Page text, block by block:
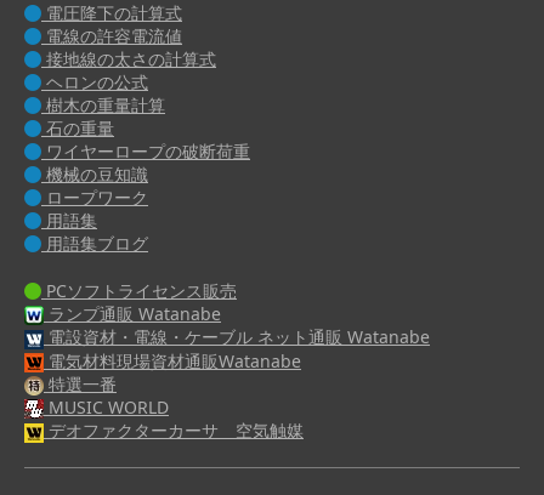
電圧降下の計算式
電線の許容電流値
接地線の太さの計算式
ヘロンの公式
樹木の重量計算
石の重量
ワイヤーロープの破断荷重
機械の豆知識
ロープワーク
用語集
用語集ブログ
PCソフトライセンス販売
ランプ通販 Watanabe
電設資材・電線・ケーブル ネット通販 Watanabe
電気材料現場資材通販Watanabe
特選一番
MUSIC WORLD
デオファクターカーサ 空気触媒